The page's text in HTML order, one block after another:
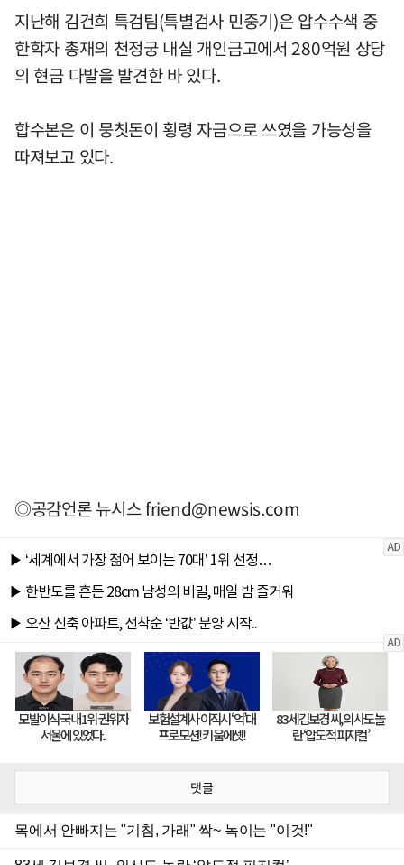
지난해 김건희 특검팀(특별검사 민중기)은 압수수색 중
한학자 총재의 천정궁 내실 개인금고에서 280억원 상당
의 현금 다발을 발견한 바 있다.
합수본은 이 뭉칫돈이 횡령 자금으로 쓰였을 가능성을
따져보고 있다.
◎공감언론 뉴시스friend@newsis.com
댓글